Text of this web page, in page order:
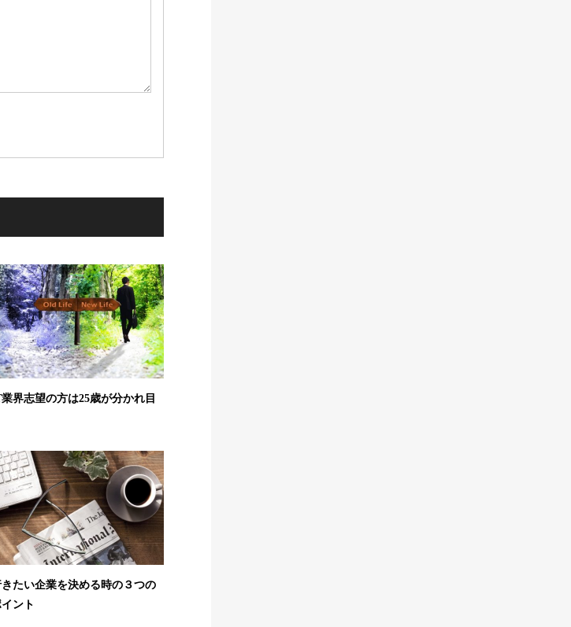
界志望の方は25歳が分かれ目
たい企業を決める時の３つの
ント